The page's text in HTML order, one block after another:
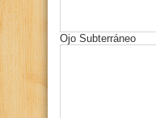
Ojo Subterráneo